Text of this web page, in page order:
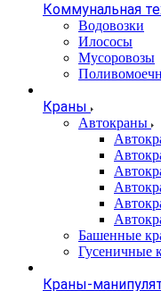
Коммунальная
Водовозки
Илососы
Мусоровозы
Краны
Автокраны
Башенные
Гусеничные
Краны-